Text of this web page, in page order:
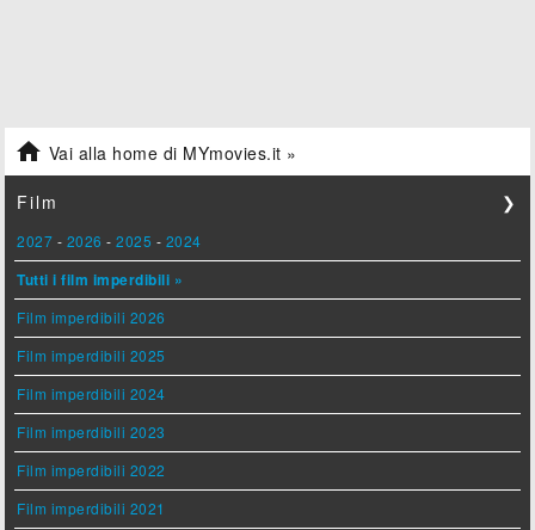
 Vai alla home di MYmovies.it »
Film ❯
2027 - 2026 -2025 - 2024
Tutti i film imperdibili »
Film imperdibili 2026
Film imperdibili 2025
Film imperdibili 2024
Film imperdibili 2023
Film imperdibili 2022
Film imperdibili 2021